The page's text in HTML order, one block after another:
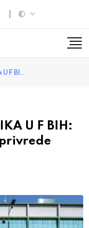
neprihvatljive
U F BIH: